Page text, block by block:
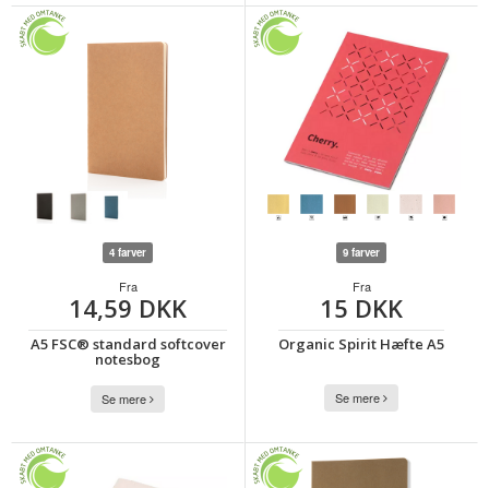
4 farver
Fra
14,59 DKK
A5 FSC® standard softcover
notesbog
Se mere
9 farver
Fra
15 DKK
Organic Spirit Hæfte A5
Se mere